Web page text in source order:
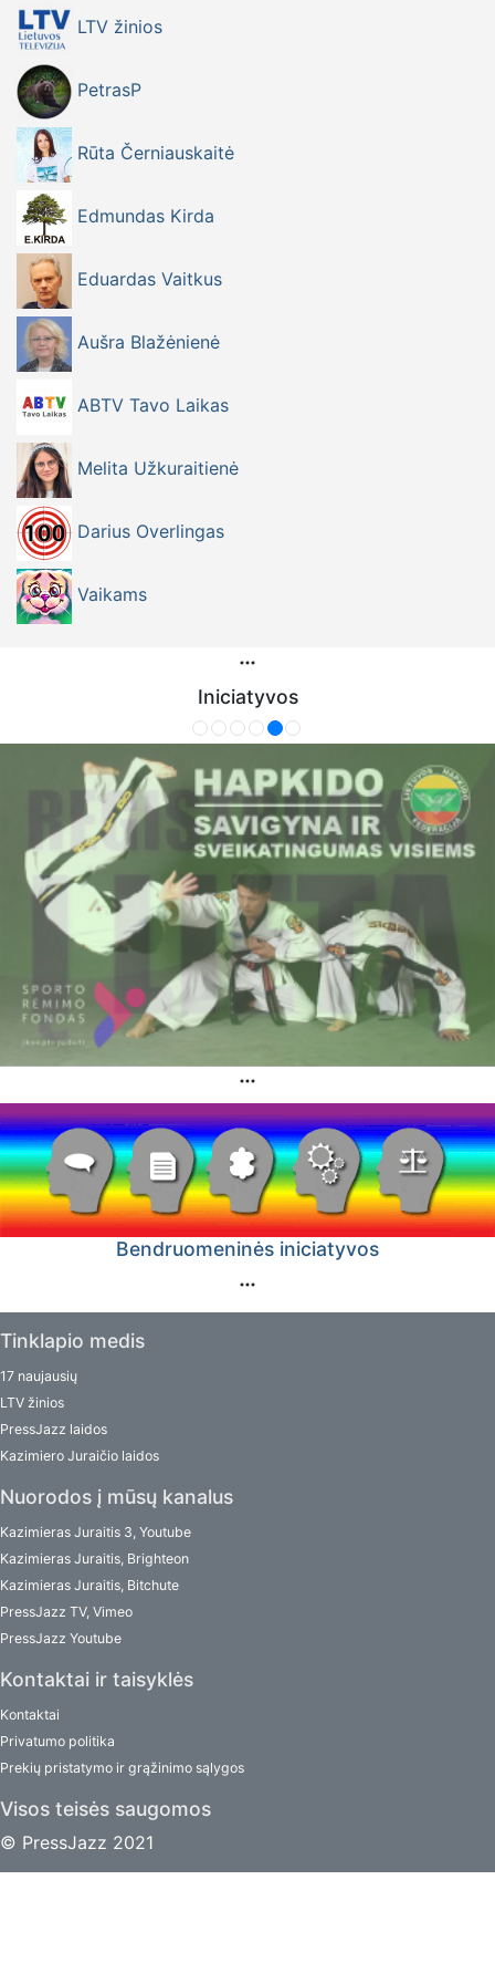
LTV žinios
PetrasP
Rūta Černiauskaitė
Edmundas Kirda
Eduardas Vaitkus
Aušra Blažėnienė
ABTV Tavo Laikas
Melita Užkuraitienė
Darius Overlingas
Vaikams
Iniciatyvos
Bendruomeninės iniciatyvos
Tinklapio medis
17 naujausių
LTV žinios
PressJazz laidos
Kazimiero Juraičio laidos
Nuorodos į mūsų kanalus
Kazimieras Juraitis 3, Youtube
Kazimieras Juraitis, Brighteon
Kazimieras Juraitis, Bitchute
PressJazz TV, Vimeo
PressJazz Youtube
Kontaktai ir taisyklės
Kontaktai
Privatumo politika
Prekių pristatymo ir grąžinimo sąlygos
Visos teisės saugomos
© PressJazz 2021